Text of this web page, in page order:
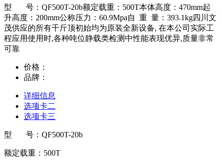
型 号：QF500T-20b额定载重：500T本体高度：470mm起
升高度：200mm公称压力：60.9Mpa自 重 量：393.1kg四川文
茂供应的所有千斤顶初始均为原装全新设备, 在本公司实际工
程应用使用时,各种吨位静载类检测中性能表现优异,质量非常
可靠
价格：
品牌：
详细信息
选项卡二
选项卡三
型 号：QF500T-20b
额定载重：500T